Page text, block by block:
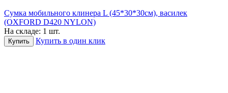
Сумка мобильного клинера L (45*30*30см), василек
(OXFORD D420 NYLON)
На складе: 1 шт.
Купить Купить в один клик